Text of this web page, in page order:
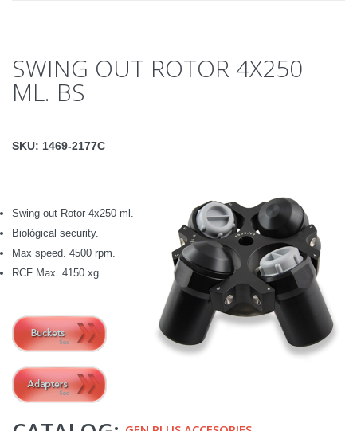
SWING OUT ROTOR 4X250
ML. BS
SKU: 1469-2177C
Swing out Rotor 4x250 ml.
Biológical security.
Max speed. 4500 rpm.
RCF Max. 4150 xg.